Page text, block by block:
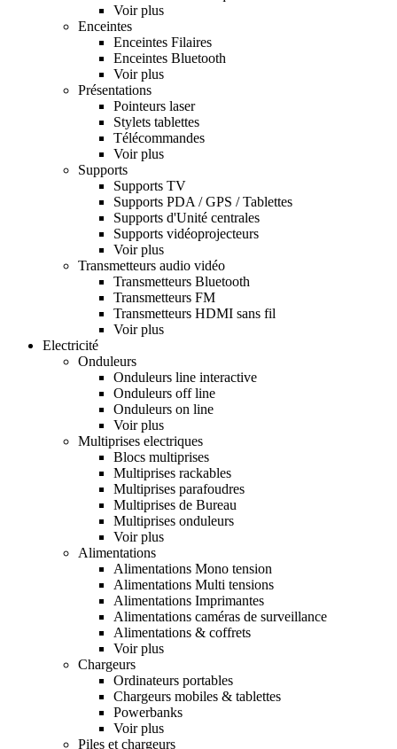
Voir plus
Enceintes
Enceintes Filaires
Enceintes Bluetooth
Voir plus
Présentations
Pointeurs laser
Stylets tablettes
Télécommandes
Voir plus
Supports
Supports TV
Supports PDA / GPS / Tablettes
Supports d'Unité centrales
Supports vidéoprojecteurs
Voir plus
Transmetteurs audio vidéo
Transmetteurs Bluetooth
Transmetteurs FM
Transmetteurs HDMI sans fil
Voir plus
Electricité
Onduleurs
Onduleurs line interactive
Onduleurs off line
Onduleurs on line
Voir plus
Multiprises electriques
Blocs multiprises
Multiprises rackables
Multiprises parafoudres
Multiprises de Bureau
Multiprises onduleurs
Voir plus
Alimentations
Alimentations Mono tension
Alimentations Multi tensions
Alimentations Imprimantes
Alimentations caméras de surveillance
Alimentations & coffrets
Voir plus
Chargeurs
Ordinateurs portables
Chargeurs mobiles & tablettes
Powerbanks
Voir plus
Piles et chargeurs